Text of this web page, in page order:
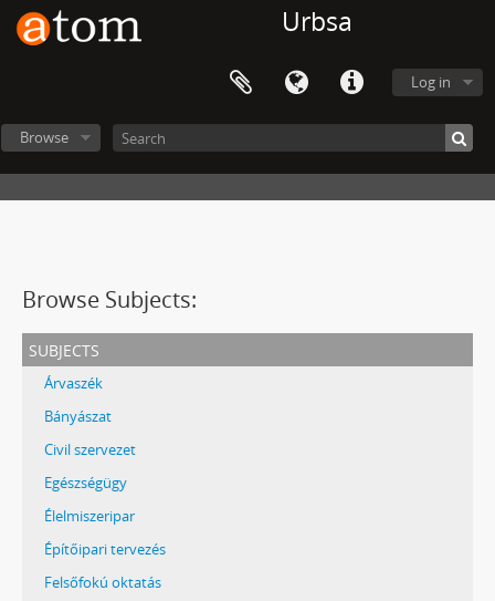
Urbsa
Log in
Browse
Browse Subjects:
subjects
Árvaszék
Bányászat
Civil szervezet
Egészségügy
Élelmiszeripar
Építőipari tervezés
Felsőfokú oktatás